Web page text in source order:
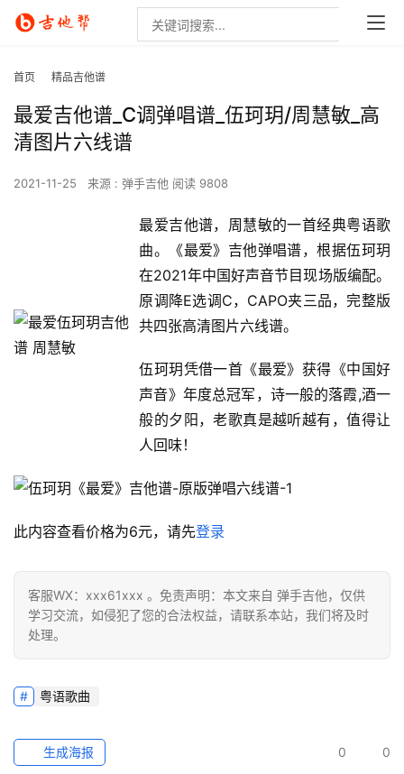
首页 精品吉他谱
最爱吉他谱_C调弹唱谱_伍珂玥/周慧敏_高
清图片六线谱
2021-11-25 来源 : 弹手吉他 阅读 9808
最爱吉他谱，周慧敏的一首经典粤语歌
曲。《最爱》吉他弹唱谱，根据伍珂玥
在2021年中国好声音节目现场版编配。
原调降E选调C，CAPO夹三品，完整版
共四张高清图片六线谱。
伍珂玥凭借一首《最爱》获得《中国好
声音》年度总冠军，诗一般的落霞,酒一
般的夕阳，老歌真是越听越有，值得让
人回味！
此内容查看价格为6元，请先登录
客服WX：xxx61xxx 。免责声明：本文来自 弹手吉他，仅供
学习交流，如侵犯了您的合法权益，请联系本站，我们将及时
处理。
粤语歌曲
0 0
生成海报